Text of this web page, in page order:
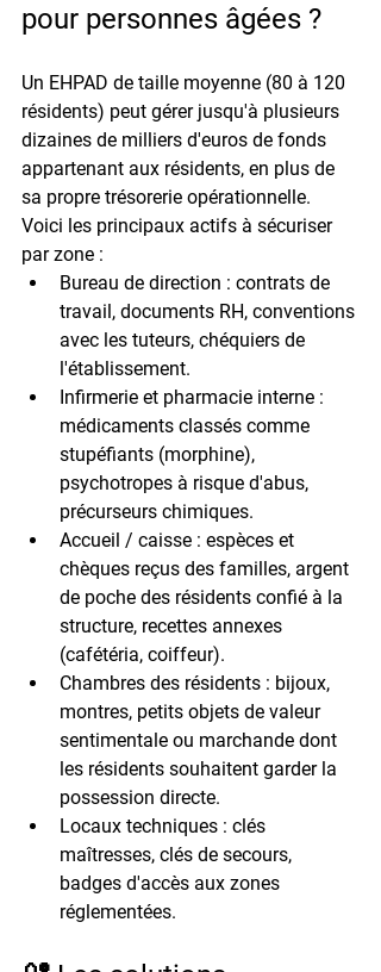
pour personnes âgées ?
Un EHPAD de taille moyenne (80 à 120
résidents) peut gérer jusqu'à plusieurs
dizaines de milliers d'euros de fonds
appartenant aux résidents, en plus de
sa propre trésorerie opérationnelle.
Voici les principaux actifs à sécuriser
par zone :
Bureau de direction : contrats de
travail, documents RH, conventions
avec les tuteurs, chéquiers de
l'établissement.
Infirmerie et pharmacie interne :
médicaments classés comme
stupéfiants (morphine),
psychotropes à risque d'abus,
précurseurs chimiques.
Accueil / caisse : espèces et
chèques reçus des familles, argent
de poche des résidents confié à la
structure, recettes annexes
(cafétéria, coiffeur).
Chambres des résidents : bijoux,
montres, petits objets de valeur
sentimentale ou marchande dont
les résidents souhaitent garder la
possession directe.
Locaux techniques : clés
maîtresses, clés de secours,
badges d'accès aux zones
réglementées.